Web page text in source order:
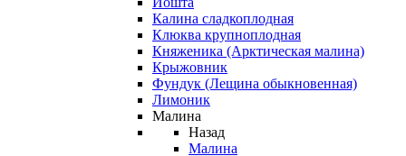
Калина сладкоплодная
Клюква крупноплодная
Княженика (Арктическая малина)
Крыжовник
Фундук (Лещина обыкновенная)
Лимоник
Малина
Назад
Малина